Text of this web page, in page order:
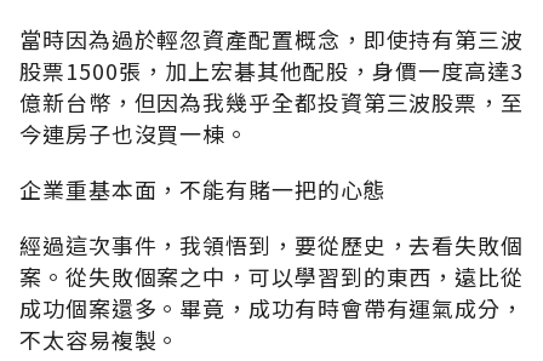
當時因為過於輕忽資產配置概念，即使持有第三波
股票1500張，加上宏碁其他配股，身價一度高達3
億新台幣，但因為我幾乎全都投資第三波股票，至
今連房子也沒買一棟。
企業重基本面，不能有賭一把的心態
經過這次事件，我領悟到，要從歷史，去看失敗個
案。從失敗個案之中，可以學習到的東西，遠比從
成功個案還多。畢竟，成功有時會帶有運氣成分，
不太容易複製。